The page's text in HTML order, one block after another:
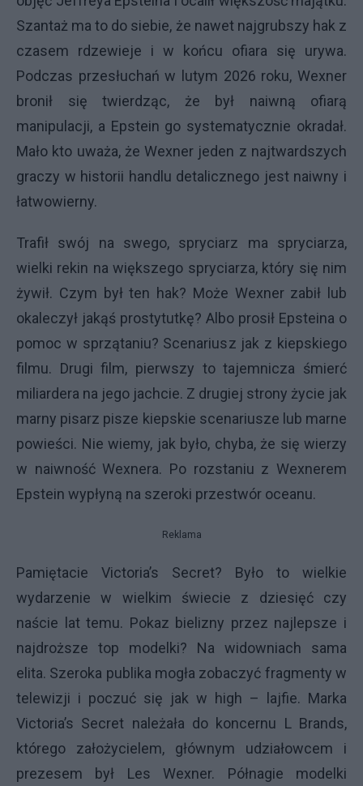
Szantaż ma to do siebie, że nawet najgrubszy hak z
czasem rdzewieje i w końcu ofiara się urywa.
Podczas przesłuchań w lutym 2026 roku, Wexner
bronił się twierdząc, że był naiwną ofiarą
manipulacji, a Epstein go systematycznie okradał.
Mało kto uważa, że Wexner jeden z najtwardszych
graczy w historii handlu detalicznego jest naiwny i
łatwowierny.
Trafił swój na swego, spryciarz ma spryciarza,
wielki rekin na większego spryciarza, który się nim
żywił. Czym był ten hak? Może Wexner zabił lub
okaleczył jakąś prostytutkę? Albo prosił Epsteina o
pomoc w sprzątaniu? Scenariusz jak z kiepskiego
filmu. Drugi film, pierwszy to tajemnicza śmierć
miliardera na jego jachcie. Z drugiej strony życie jak
marny pisarz pisze kiepskie scenariusze lub marne
powieści. Nie wiemy, jak było, chyba, że się wierzy
w naiwność Wexnera. Po rozstaniu z Wexnerem
Epstein wypłyną na szeroki przestwór oceanu.
Reklama
Pamiętacie Victoria’s Secret? Było to wielkie
wydarzenie w wielkim świecie z dziesięć czy
naście lat temu. Pokaz bielizny przez najlepsze i
najdroższe top modelki? Na widowniach sama
elita. Szeroka publika mogła zobaczyć fragmenty w
telewizji i poczuć się jak w high – lajfie. Marka
Victoria’s Secret należała do koncernu L Brands,
którego założycielem, głównym udziałowcem i
prezesem był Les Wexner. Półnagie modelki